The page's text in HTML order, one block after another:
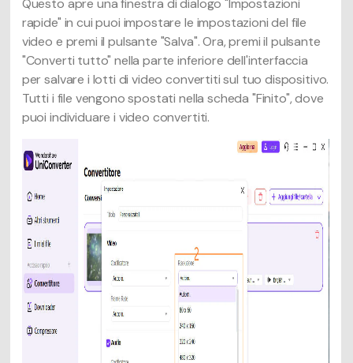
Questo apre una finestra di dialogo "Impostazioni
rapide" in cui puoi impostare le impostazioni del file
video e premi il pulsante "Salva". Ora, premi il pulsante
"Converti tutto" nella parte inferiore dell'interfaccia
per salvare i lotti di video convertiti sul tuo dispositivo.
Tutti i file vengono spostati nella scheda "Finito", dove
puoi individuare i video convertiti.